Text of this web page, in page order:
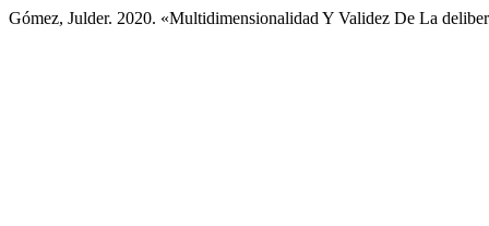
Gómez, Julder. 2020. «Multidimensionalidad Y Validez De La